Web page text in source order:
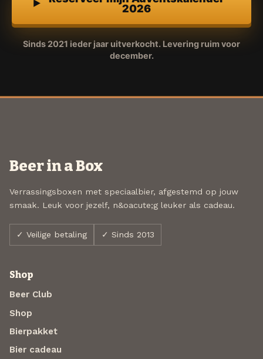
2026
Sinds 2021 ieder jaar uitverkocht. Levering ruim voor
december.
Beer in a Box
Verrassingsboxen met speciaalbier, afgestemd op jouw
smaak. Leuk voor jezelf, n&oacute;g leuker als cadeau.
✓ Veilige betaling ✓ Sinds 2013
Shop
Beer Club
Shop
Bierpakket
Bier cadeau